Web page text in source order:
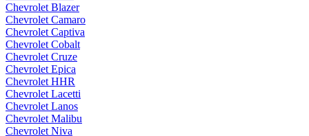
Chevrolet Blazer
Chevrolet Camaro
Chevrolet Captiva
Chevrolet Cobalt
Chevrolet Cruze
Chevrolet Epica
Chevrolet HHR
Chevrolet Lacetti
Chevrolet Lanos
Chevrolet Malibu
Chevrolet Niva